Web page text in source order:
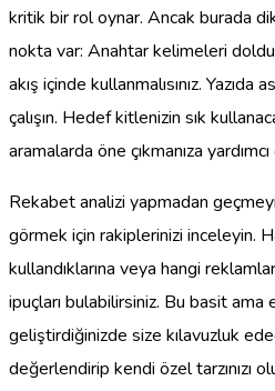
kritik bir rol oynar. Ancak burada
nokta var: Anahtar kelimeleri
akış içinde kullanmalısınız. Yazıda
çalışın. Hedef kitlenizin sık
aramalarda öne çıkmanıza
Rekabet analizi yapmadan
görmek için rakiplerinizi inceleyin.
kullandıklarına veya hangi
ipuçları bulabilirsiniz. Bu basit
geliştirdiğinizde size kılavuzluk
değerlendirip kendi özel tarzınızı